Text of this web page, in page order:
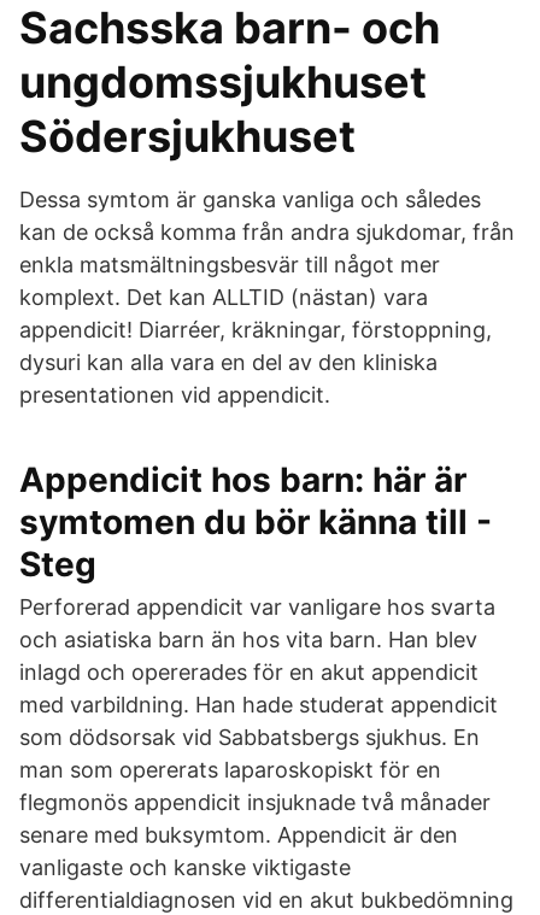
Sachsska barn- och
ungdomssjukhuset
Södersjukhuset
Dessa symtom är ganska vanliga och således
kan de också komma från andra sjukdomar, från
enkla matsmältningsbesvär till något mer
komplext. Det kan ALLTID (nästan) vara
appendicit! Diarréer, kräkningar, förstoppning,
dysuri kan alla vara en del av den kliniska
presentationen vid appendicit.
Appendicit hos barn: här är
symtomen du bör känna till -
Steg
Perforerad appendicit var vanligare hos svarta
och asiatiska barn än hos vita barn. Han blev
inlagd och opererades för en akut appendicit
med varbildning. Han hade studerat appendicit
som dödsorsak vid Sabbatsbergs sjukhus. En
man som opererats laparoskopiskt för en
flegmonös appendicit insjuknade två månader
senare med buksymtom. Appendicit är den
vanligaste och kanske viktigaste
differentialdiagnosen vid en akut bukbedömning